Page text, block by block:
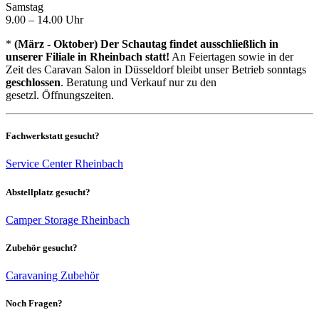
Samstag
9.00 – 14.00 Uhr
* (März - Oktober) Der Schautag findet ausschließlich in
unserer Filiale in Rheinbach statt! An Feiertagen sowie in der
Zeit des Caravan Salon in Düsseldorf bleibt unser Betrieb sonntags
geschlossen. Beratung und Verkauf nur zu den
gesetzl. Öffnungszeiten.
Fachwerkstatt gesucht?
Service Center Rheinbach
Abstellplatz gesucht?
Camper Storage Rheinbach
Zubehör gesucht?
Caravaning Zubehör
Noch Fragen?